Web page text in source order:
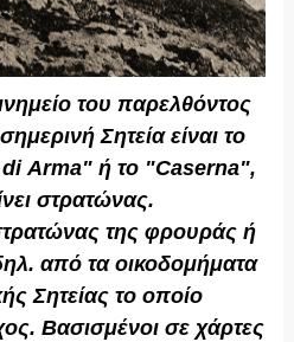
του παρελθόντος
Σητεία είναι το
di Arma" ή το "Caserna",
στρατώνας.
της φρουράς ή
από τα οικοδομήματα
Σητείας το οποίο
Βασισμένοι σε χάρτες